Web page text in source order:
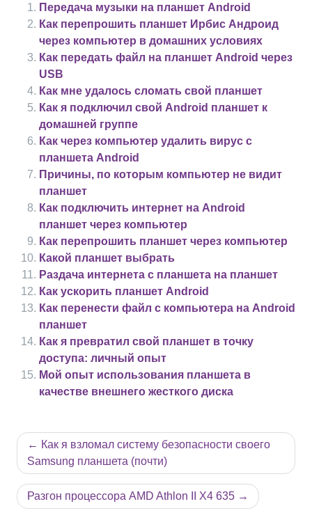
Передача музыки на планшет Android
Как перепрошить планшет Ирбис Андроид
через компьютер в домашних условиях
Как передать файл на планшет Android через
USB
Как мне удалось сломать свой планшет
Как я подключил свой Android планшет к
домашней группе
Как через компьютер удалить вирус с
планшета Android
Причины, по которым компьютер не видит
планшет
Как подключить интернет на Android
планшет через компьютер
Как перепрошить планшет через компьютер
Какой планшет выбрать
Раздача интернета с планшета на планшет
Как ускорить планшет Android
Как перенести файл с компьютера на Android
планшет
Как я превратил свой планшет в точку
доступа: личный опыт
Мой опыт использования планшета в
качестве внешнего жесткого диска
Навигация
по
записям
Как я взломал систему безопасности своего
Samsung планшета (почти)
Разгон процессора AMD Athlon II X4 635